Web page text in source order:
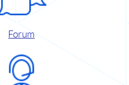
Forum